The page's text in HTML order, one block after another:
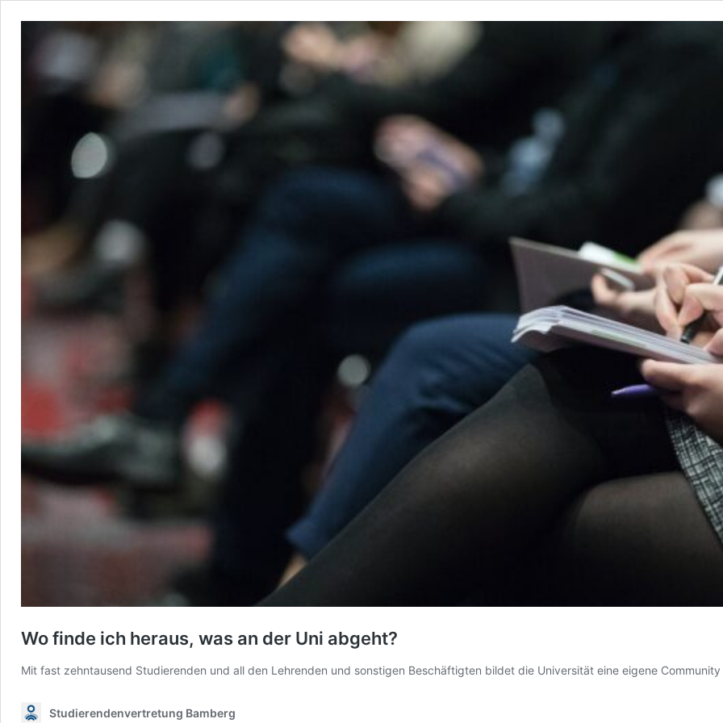
Wo finde ich heraus, was an der Uni abgeht?
Mit fast zehntausend Studierenden und all den Lehrenden und sonstigen Beschäftigten bildet die Universität eine eigene
Studierendenvertretung Bamberg